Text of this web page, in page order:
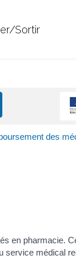
Sortir
des
en pharmacie.
service médical